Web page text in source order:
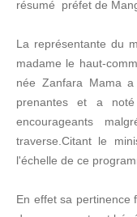
résumé préfet de
La représentante du
madame le haut-
née Zanfara Mama
prenantes et a
encourageants
traverse.Citant le
l'échelle de ce
En effet sa pertinence